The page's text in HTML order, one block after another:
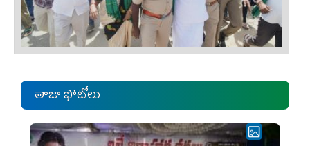
తాజా ఫోటోలు